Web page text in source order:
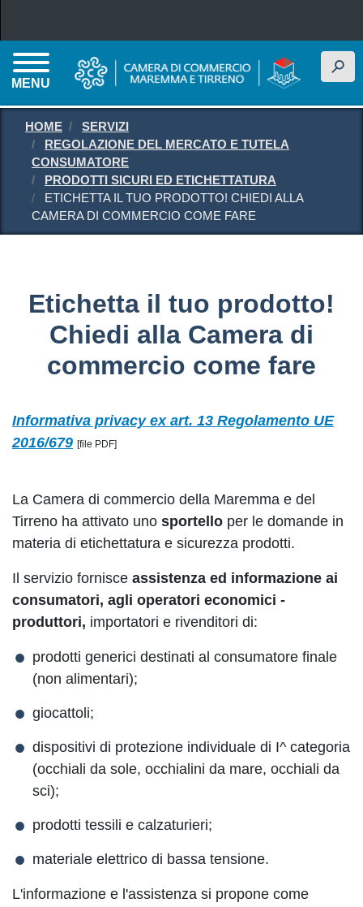
MENU
h
HOME
SERVIZI
REGOLAZIONE DEL MERCATO E TUTELA
CONSUMATORE
PRODOTTI SICURI ED ETICHETTATURA
ETICHETTA IL TUO PRODOTTO! CHIEDI ALLA
CAMERA DI COMMERCIO COME FARE
Etichetta il tuo prodotto!
Chiedi alla Camera di
commercio come fare
Informativa privacy ex art. 13 Regolamento UE
2016/679 [file PDF]
La Camera di commercio della Maremma e del
Tirreno ha attivato uno sportello per le domande in
materia di etichettatura e sicurezza prodotti.
Il servizio fornisce assistenza ed informazione ai
consumatori, agli operatori economici -
produttori, importatori e rivenditori di:
prodotti generici destinati al consumatore finale
(non alimentari);
giocattoli;
dispositivi di protezione individuale di I^ categoria
(occhiali da sole, occhialini da mare, occhiali da
sci);
prodotti tessili e calzaturieri;
materiale elettrico di bassa tensione.
L'informazione e l'assistenza si propone come